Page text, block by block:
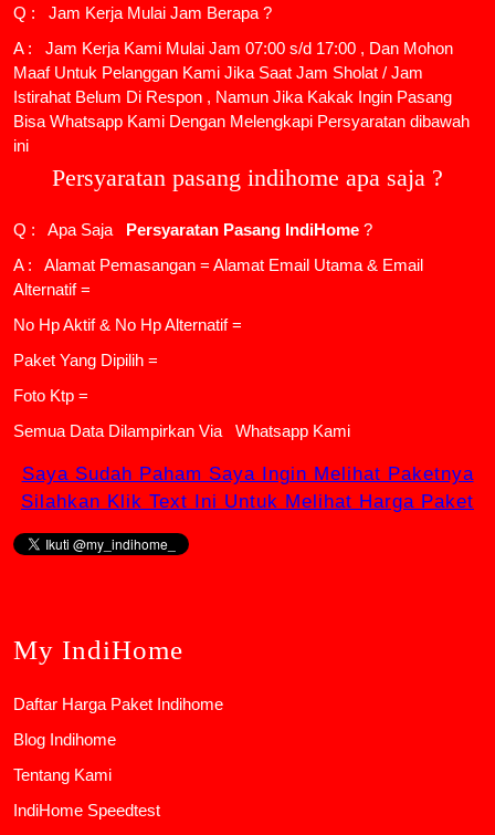
Q : Jam Kerja Mulai Jam Berapa ?
A : Jam Kerja Kami Mulai Jam 07:00 s/d 17:00 , Dan Mohon
Maaf Untuk Pelanggan Kami Jika Saat Jam Sholat / Jam
Istirahat Belum Di Respon , Namun Jika Kakak Ingin Pasang
Bisa Whatsapp Kami Dengan Melengkapi Persyaratan dibawah
ini
Persyaratan pasang indihome apa saja ?
Q : Apa Saja Persyaratan Pasang IndiHome ?
A : Alamat Pemasangan = Alamat Email Utama & Email
Alternatif =
No Hp Aktif & No Hp Alternatif =
Paket Yang Dipilih =
Foto Ktp =
Semua Data Dilampirkan Via
Whatsapp Kami
Saya Sudah Paham Saya Ingin Melihat Paketnya
Silahkan Klik Text Ini Untuk Melihat Harga Paket
My IndiHome
Daftar Harga Paket Indihome
Blog Indihome
Tentang Kami
IndiHome Speedtest